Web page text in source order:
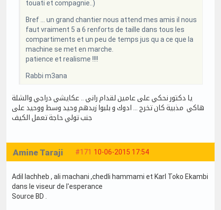
touati et compagnie..)
Bref ... un grand chantier nous attend mes amis il nous
faut vraiment 5 a 6 renforts de taille dans tous les
compartiments et un peu de temps jus qu a ce que la
machine se met en marche.
patience et realisme !!!!
Rabbi m3ana
يا دكتور نحكي على عامين لقدام راني .. عكايشي دراجي والشلة
هاكي مذبية كان تخرج ... ادوك و بلبوا زيدهم وحيد وسط ووحيد على
جنب تولي حاجة تعمل الكيف
#171 10-06-2015 17:54
Amine Taraji
Adil lachheb , ali machani ,chedli hammami et Karl Toko Ekambi
dans le viseur de l'esperance
Source BD .